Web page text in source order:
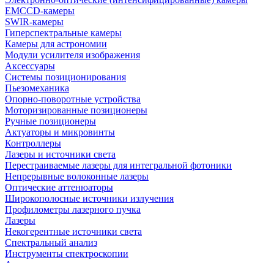
EMCCD-камеры
SWIR-камеры
Гиперспектральные камеры
Камеры для астрономии
Модули усилителя изображения
Аксессуары
Системы позиционирования
Пьезомеханика
Опорно-поворотные устройства
Моторизированные позиционеры
Ручные позиционеры
Актуаторы и микровинты
Контроллеры
Лазеры и источники света
Перестраиваемые лазеры для интегральной фотоники
Непрерывные волоконные лазеры
Оптические аттенюаторы
Широкополосные источники излучения
Профилометры лазерного пучка
Лазеры
Некогерентные источники света
Спектральный анализ
Инструменты спектроскопии